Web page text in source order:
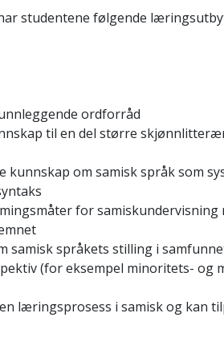
studentene følgende
ordforråd
til en del større
kunnskap om samisk språk som
for samiskundervisning
samisk språkets stilling i
(for eksempel minoritets- og
læringsprosess i samisk og kan